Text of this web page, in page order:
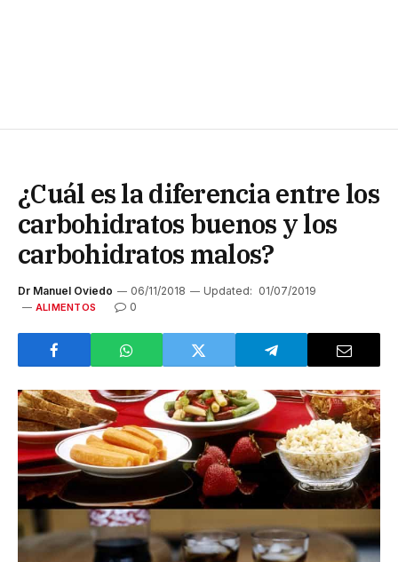
¿Cuál es la diferencia entre los
carbohidratos buenos y los
carbohidratos malos?
Dr Manuel Oviedo 06/11/2018 Updated: 01/07/2019
ALIMENTOS 0